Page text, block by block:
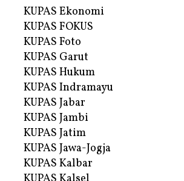
KUPAS Ekonomi
KUPAS FOKUS
KUPAS Foto
KUPAS Garut
KUPAS Hukum
KUPAS Indramayu
KUPAS Jabar
KUPAS Jambi
KUPAS Jatim
KUPAS Jawa-Jogja
KUPAS Kalbar